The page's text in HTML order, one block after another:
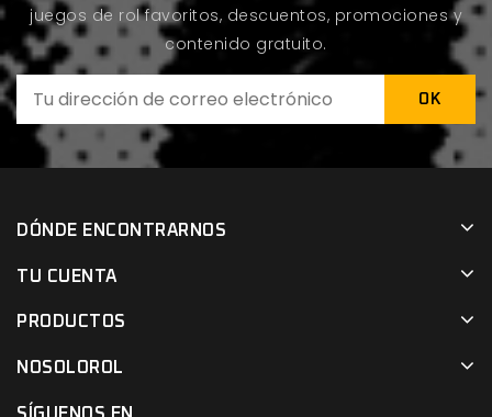
juegos de rol favoritos, descuentos, promociones y
contenido gratuito.
DÓNDE ENCONTRARNOS
TU CUENTA
PRODUCTOS
NOSOLOROL